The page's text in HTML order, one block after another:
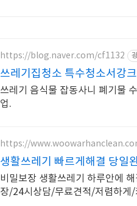
https://blog.naver.com/cf1132
쓰레기집청소 특수청소서강
쓰레기 음식물 잡동사니 폐기물
업.
https://
생활쓰레기 빠르게해결 당일
비밀보장 생활쓰레기 하루안에
장/24시상담/무료견적/저렴하게